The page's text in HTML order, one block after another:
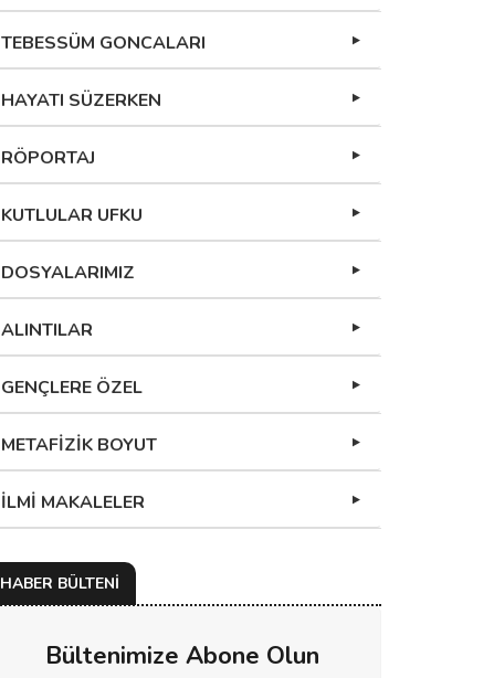
TEBESSÜM GONCALARI
HAYATI SÜZERKEN
RÖPORTAJ
KUTLULAR UFKU
DOSYALARIMIZ
ALINTILAR
GENÇLERE ÖZEL
METAFİZİK BOYUT
İLMİ MAKALELER
HABER BÜLTENİ
Bültenimize Abone Olun